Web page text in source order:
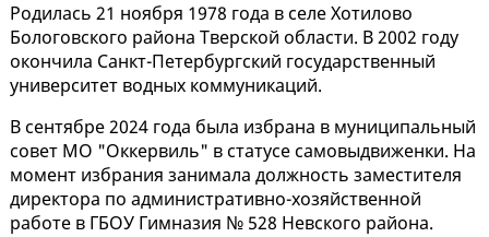
Родилась 21 ноября 1978 года в селе Хотилово
Бологовского района Тверской области. В 2002 году
окончила Санкт-Петербургский государственный
университет водных коммуникаций.
В сентябре 2024 года была избрана в муниципальный
совет МО "Оккервиль" в статусе самовыдвиженки. На
момент избрания занимала должность заместителя
директора по административно-хозяйственной
работе в ГБОУ Гимназия № 528 Невского района.